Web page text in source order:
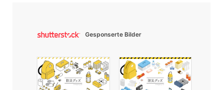
Gesponserte Bilder